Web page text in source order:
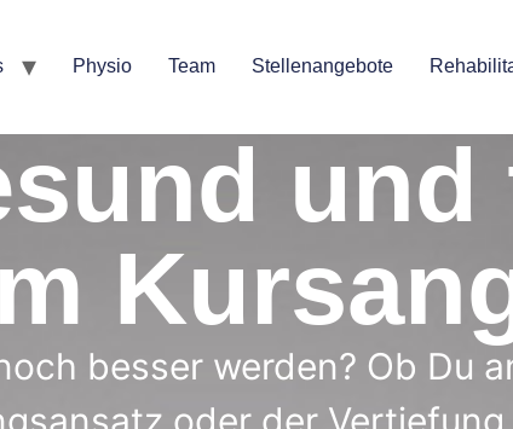
Physio Team Stellenangebote
besser werden? Ob Du